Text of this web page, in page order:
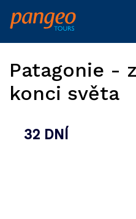
Patagonie -
konci světa
32 DNÍ